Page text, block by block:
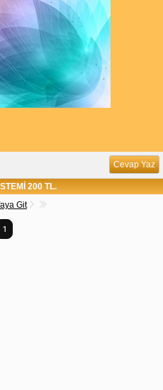
Cevap Yaz
200 TL.
Git
1